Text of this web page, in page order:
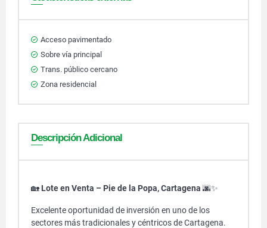
Acceso pavimentado
Sobre vía principal
Trans. público cercano
Zona residencial
Descripción Adicional
🏡 Lote en Venta – Pie de la Popa, Cartagena 🌆✨
Excelente oportunidad de inversión en uno de los
sectores más tradicionales y céntricos de Cartagena.